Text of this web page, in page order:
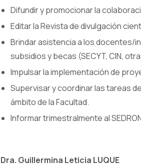
Difundir y promocionar la
Editar la Revista de divulgación
Brindar asistencia a los docentes/
subsidios y becas (SECYT, CIN,
Impulsar la implementación de
Supervisar y coordinar las tareas
ámbito de la Facultad.
Informar trimestralmente al
Dra. Guillermina Leticia LUQUE